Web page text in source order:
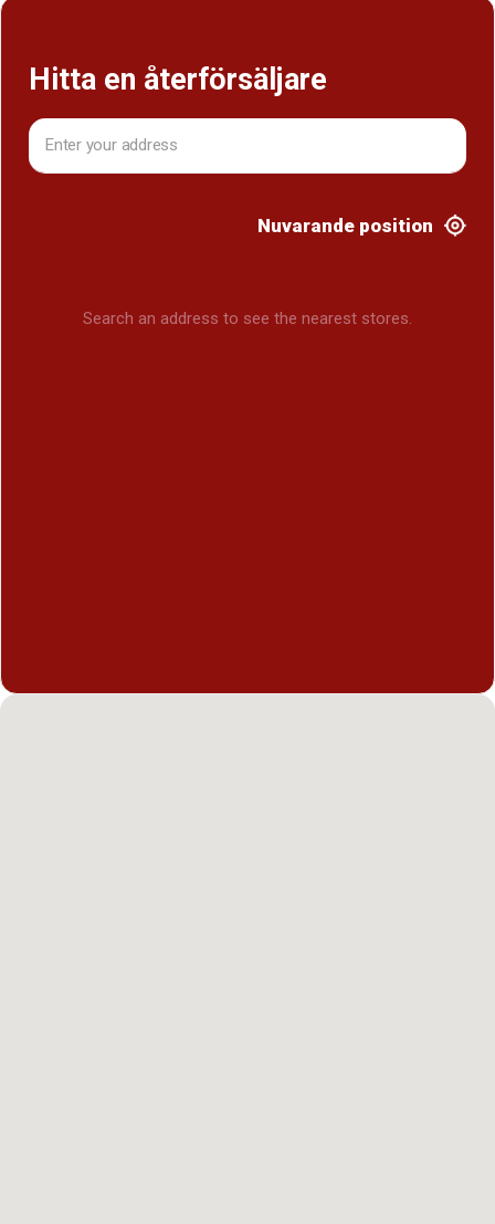
Hitta en återförsäljare
Nuvarande position
Search an address to see the nearest stores.